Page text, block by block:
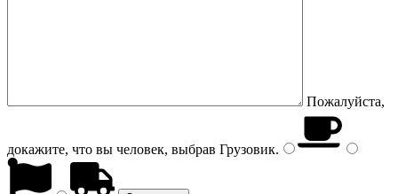
Пожалуйста,
докажите, что вы человек, выбрав Грузовик.